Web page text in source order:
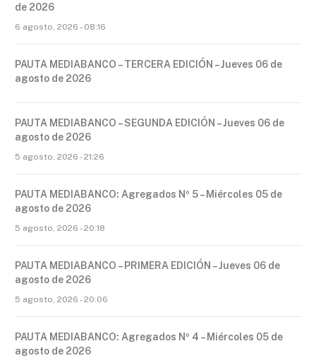
de 2026
6 agosto, 2026 - 08:16
PAUTA MEDIABANCO – TERCERA EDICIÓN – Jueves 06 de
agosto de 2026
PAUTA MEDIABANCO – SEGUNDA EDICIÓN – Jueves 06 de
agosto de 2026
5 agosto, 2026 - 21:26
PAUTA MEDIABANCO: Agregados Nº 5 – Miércoles 05 de
agosto de 2026
5 agosto, 2026 - 20:18
PAUTA MEDIABANCO – PRIMERA EDICIÓN – Jueves 06 de
agosto de 2026
5 agosto, 2026 - 20:06
PAUTA MEDIABANCO: Agregados Nº 4 – Miércoles 05 de
agosto de 2026